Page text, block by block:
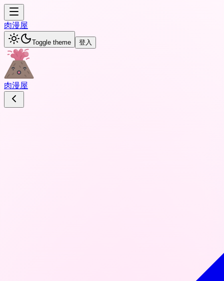
肉漫屋
Toggle theme 登入
肉漫屋